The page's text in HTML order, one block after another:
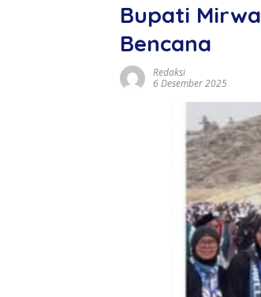
Bupati
Bencana
Redaksi
6 Desember 2025